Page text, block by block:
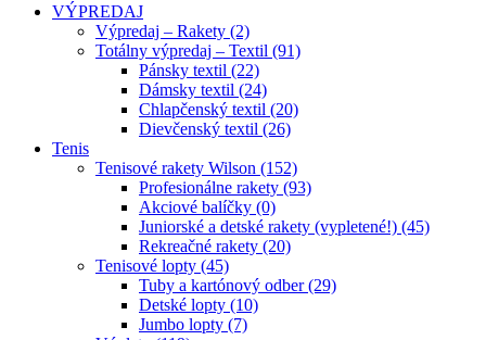
VÝPREDAJ
Výpredaj – Rakety (2)
Totálny výpredaj – Textil (91)
Pánsky textil (22)
Dámsky textil (24)
Chlapčenský textil (20)
Dievčenský textil (26)
Tenis
Tenisové rakety Wilson (152)
Profesionálne rakety (93)
Akciové balíčky (0)
Juniorské a detské rakety (vypletené!) (45)
Rekreačné rakety (20)
Tenisové lopty (45)
Tuby a kartónový odber (29)
Detské lopty (10)
Jumbo lopty (7)